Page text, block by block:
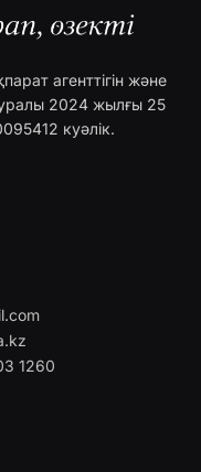
агенттігін және
2024 жылғы 25
куәлік.
1260